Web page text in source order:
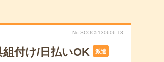
No.SCOC5130606-T3
組付け/日払いOK 派遣